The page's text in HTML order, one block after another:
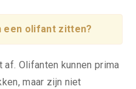
een olifant zitten?
Olifanten kunnen prima
maar zijn niet